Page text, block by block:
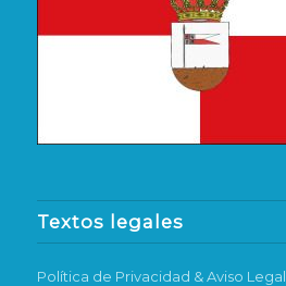
Textos legales
Política de Privacidad & Aviso Legal